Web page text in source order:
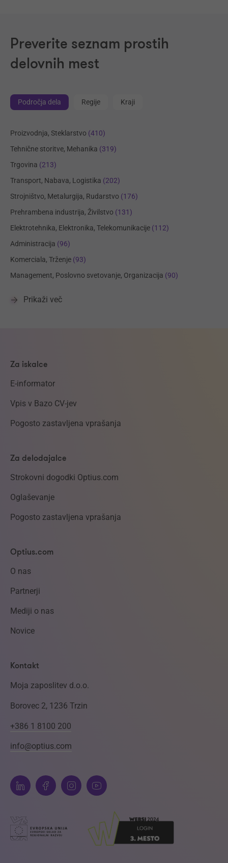
Preverite seznam prostih
delovnih mest
Področja dela Regije Kraji
Proizvodnja, Steklarstvo (410)
Tehnične storitve, Mehanika (319)
Trgovina (213)
Transport, Nabava, Logistika (202)
Strojništvo, Metalurgija, Rudarstvo (176)
Prehrambena industrija, Živilstvo (131)
Elektrotehnika, Elektronika, Telekomunikacije (112)
Administracija (96)
Komerciala, Trženje (93)
Management, Poslovno svetovanje, Organizacija (90)
Prikaži več
Za iskalce
E-informator
Vpis v Bazo CV-jev
Pogosto zastavljena vprašanja
Za delodajalce
Strokovni dogodki Optius.com
Oglaševanje
Pogosto zastavljena vprašanja
Optius.com
O nas
Partnerji
Mediji o nas
Novice
Kontakt
Moja zaposlitev d.o.o.
Borovec 2, 1236 Trzin
+386 1 8100 200
info@optius.com